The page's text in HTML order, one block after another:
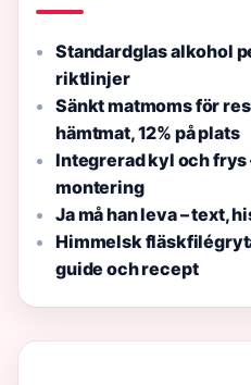
Standardglas alkohol
riktlinjer
Sänkt matmoms för
hämtmat, 12% på plats
Integrerad kyl och frys
montering
Ja må han leva – text,
Himmelsk
guide och recept